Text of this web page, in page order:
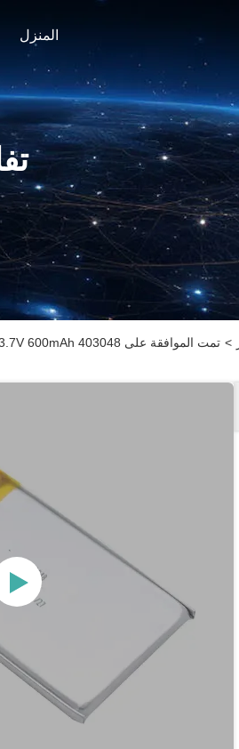
المنزل
> تمت الموافقة على 403048 3.7V 600mAh بطارية ليثيوم أيون لي بوليمر قابلة لإعادة الشحن مع PCB